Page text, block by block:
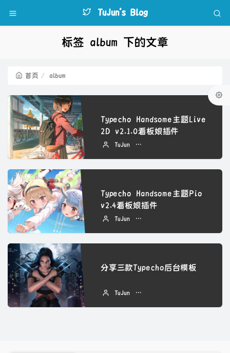
TuJun's Blog
标签 album 下的文章
首页 album
Typecho Handsome主题Live
2D v2.1.0看板娘插件
TuJun
Typecho Handsome主题Pio
v2.4看板娘插件
TuJun
分享三款Typecho后台模板
TuJun